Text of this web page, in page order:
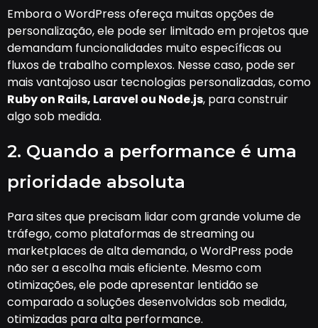
Embora o WordPress ofereça muitas opções de
personalização, ele pode ser limitado em projetos que
demandam funcionalidades muito específicas ou
fluxos de trabalho complexos. Nesse caso, pode ser
mais vantajoso usar tecnologias personalizadas, como
Ruby on Rails, Laravel ou Node.js, para construir
algo sob medida.
2. Quando a performance é uma
prioridade absoluta
Para sites que precisam lidar com grande volume de
tráfego, como plataformas de streaming ou
marketplaces de alta demanda, o WordPress pode
não ser a escolha mais eficiente. Mesmo com
otimizações, ele pode apresentar lentidão se
comparado a soluções desenvolvidas sob medida,
otimizadas para alta performance.